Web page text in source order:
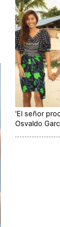
'El señor
Osvaldo